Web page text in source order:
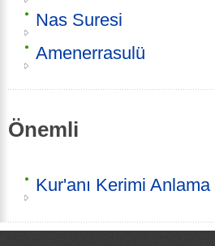
Nas Suresi
Amenerrasulü
Önemli
Kur'anı Kerimi Anlama